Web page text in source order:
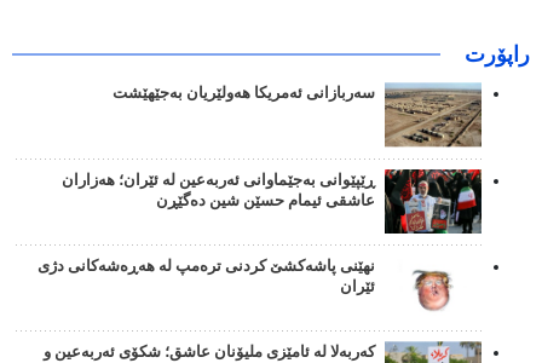
راپۆرت
سەربازانی ئەمریکا هەولێریان بەجێهێشت
ڕێپێوانی بەجێماوانی ئەربەعین لە ئێران؛ هەزاران
عاشقی ئیمام حسێن شین دەگێڕن
نهێنی پاشەکشێ کردنی ترەمپ لە هەڕەشەکانی دژی
ئێران
کەربەلا لە ئامێزی ملیۆنان عاشق؛ شکۆی ئەربەعین و